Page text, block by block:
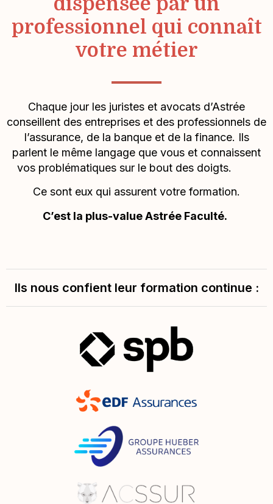
professionnel qui connaît
votre métier
Chaque jour les juristes et avocats d’Astrée
conseillent des entreprises et des professionnels de
l’assurance, de la banque et de la finance. Ils
parlent le même langage que vous et connaissent
vos problématiques sur le bout des doigts.
Ce sont eux qui assurent votre formation.
C’est la plus-value Astrée Faculté.
Ils nous confient leur formation continue :